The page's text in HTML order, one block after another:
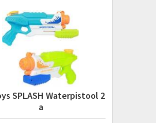
SPLASH Waterpistool 2
a